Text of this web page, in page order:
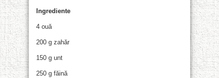
Ingrediente
4 ouă
200 g zahăr
150 g unt
250 g făină